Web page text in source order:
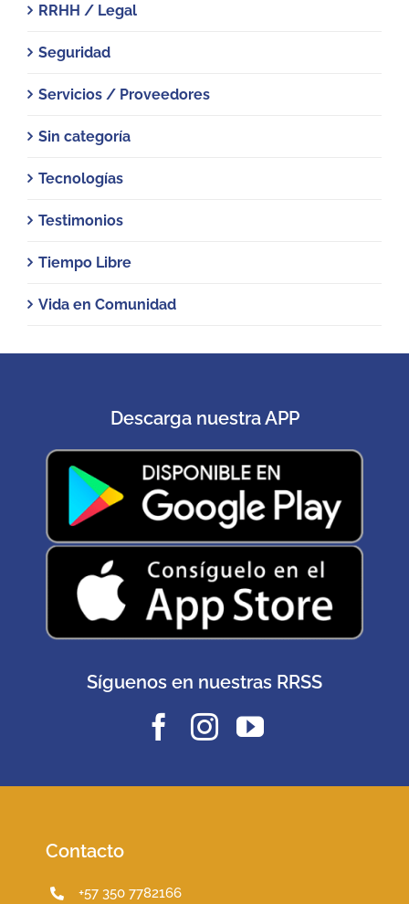
RRHH / Legal
Seguridad
Servicios / Proveedores
Sin categoría
Tecnologías
Testimonios
Tiempo Libre
Vida en Comunidad
Descarga nuestra APP
Síguenos en nuestras RRSS
Contacto
+57 350 7782166